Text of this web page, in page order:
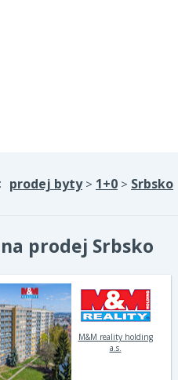
prodej byty> 1+0 > Srbsko
prodej Srbsko
M&M reality holding
a.s.